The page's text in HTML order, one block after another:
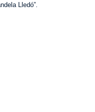
Lledó”.